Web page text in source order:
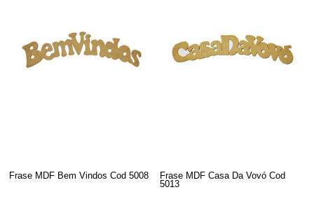
Frase MDF Bem Vindos Cod 5008
Frase MDF Casa Da Vovó Cod
5013